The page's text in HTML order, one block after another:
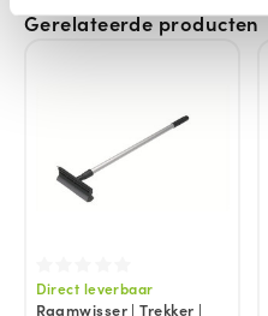
Gerelateerde producten
Direct leverbaar
Raamwisser | Trekker |